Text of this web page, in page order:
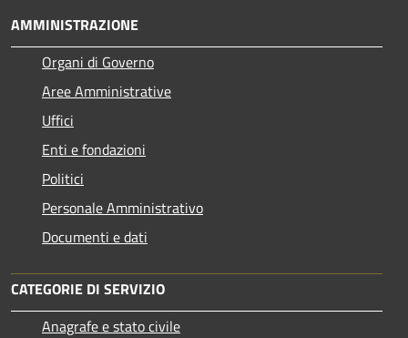
AMMINISTRAZIONE
Organi di Governo
Aree Amministrative
Uffici
Enti e fondazioni
Politici
Personale Amministrativo
Documenti e dati
CATEGORIE DI SERVIZIO
Anagrafe e stato civile